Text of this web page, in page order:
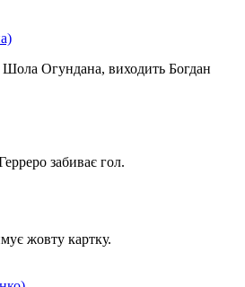
Шола Огундана, виходить Богдан
забиває гол.
жовту картку.